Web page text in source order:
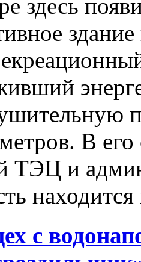
здесь
здание
В его
ТЭЦ и
находится
с